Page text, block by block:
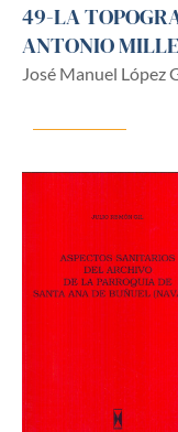
49-LA
ANTONIO
José Manuel López